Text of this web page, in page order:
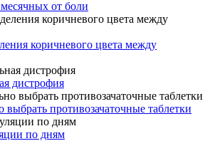
от боли
коричневого цвета между
дистрофия
выбрать противозачаточные таблетки
по дням